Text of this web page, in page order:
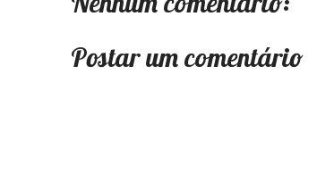
Postar um comentário